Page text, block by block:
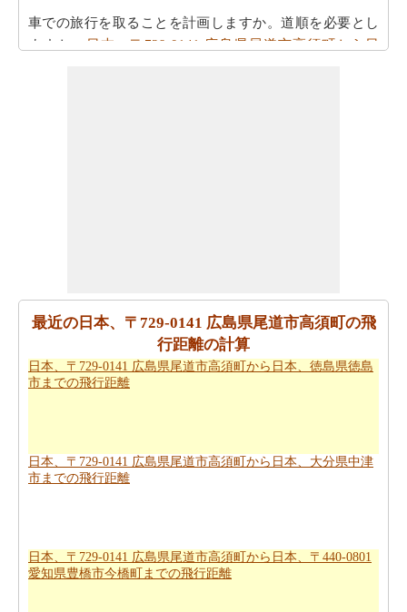
車での旅行を取ることを計画しますか。道順を必要とし
ますか。
日本、〒729-0141 広島県尾道市高須町から日
あなたの日本、〒729-0141 広島県尾道市高須町から日
本、〒440-0801 愛知県豊橋市今橋町までの旅行に基づい
て、簡単な旅行の計画を作成する必要ですか。
729-0141 広島県尾道市高須町から日本、〒440-0801 愛知
日本、〒729-0141 広島県尾道市高須町から日本、〒440-
0801 愛知県豊橋市今橋町まで飛行機で旅行をお探しです
新しい場所に行くの後、あなたの目的地へのルートを知
最近の日本、〒729-0141 広島県尾道市高須町の飛
行距離の計算
日本、〒729-0141 広島県尾道市高須町から日本、徳島県徳島
市までの飛行距離
日本、〒729-0141 広島県尾道市高須町から日本、大分県中津
市までの飛行距離
日本、〒729-0141 広島県尾道市高須町から日本、〒440-0801
愛知県豊橋市今橋町までの飛行距離